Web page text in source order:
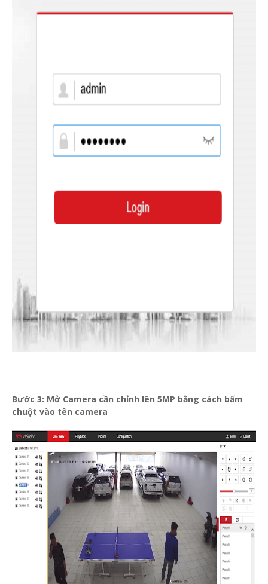
Bước 3: Mở Camera cần chỉnh lên 5MP bằng cách bấm
chuột vào tên camera